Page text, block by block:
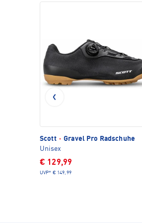
Scott · Gravel Pro Radschuhe
Unisex
€ 129,99
UVP* € 149,99